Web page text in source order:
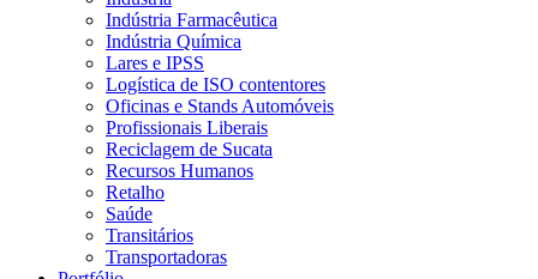
Indústria Farmacêutica
Indústria Química
Lares e IPSS
Logística de ISO contentores
Oficinas e Stands Automóveis
Profissionais Liberais
Reciclagem de Sucata
Recursos Humanos
Retalho
Saúde
Transitários
Transportadoras